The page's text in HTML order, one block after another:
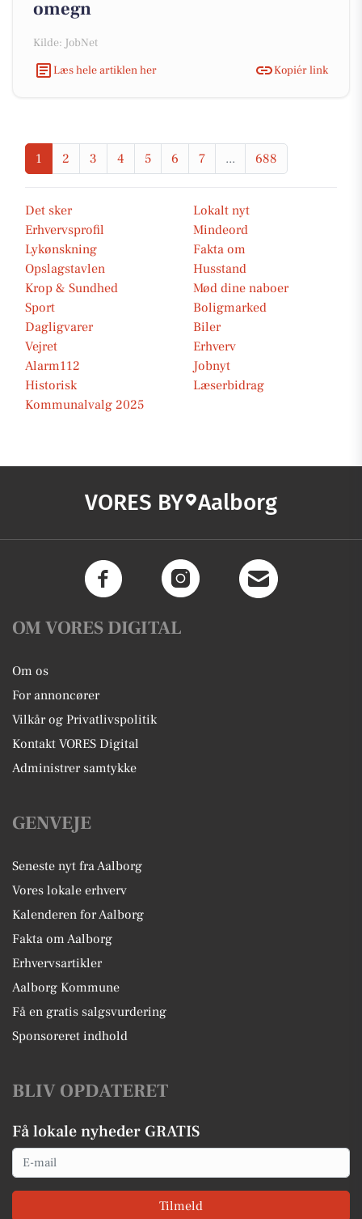
omegn
Kilde: JobNet
Læs hele artiklen her
Kopiér link
1 2 3 4 5 6 7 ... 688
Det sker
Lokalt nyt
Erhvervsprofil
Mindeord
Lykønskning
Fakta om
Opslagstavlen
Husstand
Krop & Sundhed
Mød dine naboer
Sport
Boligmarked
Dagligvarer
Biler
Vejret
Erhverv
Alarm112
Jobnyt
Historisk
Læserbidrag
Kommunalvalg 2025
VORES BY Aalborg
OM VORES DIGITAL
Om os
For annoncører
Vilkår og Privatlivspolitik
Kontakt VORES Digital
Administrer samtykke
GENVEJE
Seneste nyt fra Aalborg
Vores lokale erhverv
Kalenderen for Aalborg
Fakta om Aalborg
Erhvervsartikler
Aalborg Kommune
Få en gratis salgsvurdering
Sponsoreret indhold
BLIV OPDATERET
Få lokale nyheder GRATIS
Email
Tilmeld